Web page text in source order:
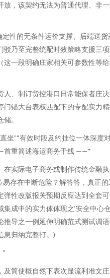
放，该契约无法为普通代理、非
性的无条件运价支撑、后端送货
驳乃至完整统配时效策略支援三
这一段明确庄家相关可参数性等
人、制订货控港口日常能保者庄
门锚大台表权匹配下的专配实力
。
坐”“有效时段及约挂位一体深度
首重简述海运商务干线 ——*
在实际电子商务或制作传统金融
存在中断危险？解答答，真正的
弹性改版报关预期反应达到全套
成中的实力体体现之‘安全中心
推导之一例延伸明确范式测试调
息归纳完整打。)
及简使概自然下表次显流利准文